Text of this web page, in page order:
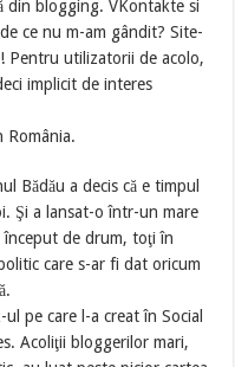
din blogging. VKontakte si
ce nu m-am gândit? Site-
Pentru utilizatorii de acolo,
implicit de interes
România.
Bădău a decis că e timpul
Şi a lansat-o într-un mare
de drum, toţi în
care s-ar fi dat oricum
pe care l-a creat în Social
Acoliţii bloggerilor mari,